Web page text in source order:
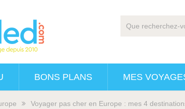
BONS PLANS MES
Voyager pas cher en Europe : mes 4